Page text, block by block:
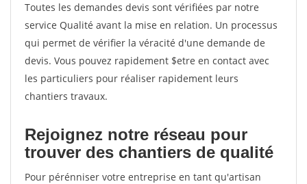
Toutes les demandes devis sont vérifiées par notre
service Qualité avant la mise en relation. Un processus
qui permet de vérifier la véracité d'une demande de
devis. Vous pouvez rapidement $etre en contact avec
les particuliers pour réaliser rapidement leurs
chantiers travaux.
Rejoignez notre réseau pour
trouver des chantiers de qualité
Pour pérénniser votre entreprise en tant qu'artisan